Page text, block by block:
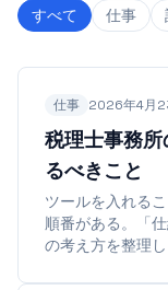
すべて 仕事
仕事 2026年4月
税理士事務
るべきこと
ツールを入れる
順番がある。「
の考え方を整理し